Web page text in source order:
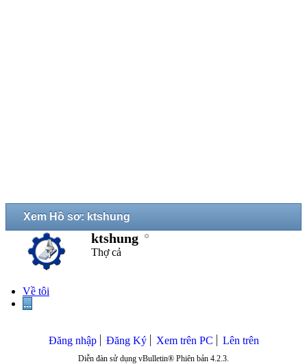
Xem Hồ sơ: ktshung
ktshung
Thợ cả
Về tôi
...
Đăng nhập Đăng Ký Xem trên PC Lên trên
Diễn đàn sử dụng vBulletin® Phiên bản 4.2.3.